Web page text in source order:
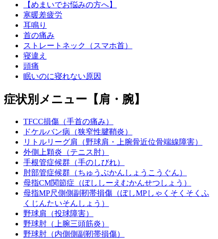
【めまいでお悩みの方へ】
寒暖差疲労
耳鳴り
首の痛み
ストレートネック（スマホ首）
寝違え
頭痛
眠いのに寝れない原因
症状別メニュー【肩・腕】
TFCC損傷（手首の痛み）
ドケルバン病（狭窄性腱鞘炎）
リトルリーグ肩（野球肩・上腕骨近位骨端線障害）
外側上顆炎（テニス肘）
手根管症候群（手のしびれ）
肘部管症候群（ちゅうぶかんしょうこうぐん）
母指CM関節症（ぼししーえむかんせつしょう）
母指MP尺側側副靭帯損傷（ぼしMPしゃくそくそくふ
くじんたいそんしょう）
野球肩（投球障害）
野球肘（上腕三頭筋炎）
野球肘（内側側副靭帯損傷）